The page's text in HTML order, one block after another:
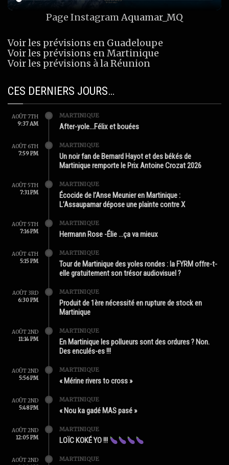
Page InstagramAquamar_MQ
Voir les prévisions en Guadeloupe
Voir les prévisions en Martinique
Voir les prévisions à la Réunion
CES DERNIERS JOURS…
AOÛT 7TH
9:37 AM
MARTINIQUE
After-yole…Félix et bouées
AOÛT 6TH
7:59 PM
MARTINIQUE
Un noir fan de Bernard Hayot et des békés de
Martinique remporte le Prix Antoine Crozat 2026
AOÛT 5TH
7:31 PM
MARTINIQUE
Écocide de l’Anse Meunier en Martinique :
L’Assaupamar dépose une plainte contre X
AOÛT 5TH
7:16 PM
MARTINIQUE
Hermann Rose -Élie …ça va mieux
AOÛT 4TH
5:15 PM
MARTINIQUE
Tour de Martinique des yoles rondes : la FYRM offre-t-
elle gratuitement son trésor audiovisuel ?
AOÛT 3RD
6:30 PM
MARTINIQUE
Produit de 1ère nécessité en rupture de stock en
Martinique
AOÛT 2ND
11:14 PM
MARTINIQUE
En Martinique les pollueurs sont des ordures ? Non.
Des enculés-es !!!
AOÛT 2ND
5:56 PM
MARTINIQUE
« Mérine rivers to cross »
AOÛT 2ND
5:48 PM
MARTINIQUE
« Nou ka gadé MAS pasé »
AOÛT 2ND
12:05 PM
MARTINIQUE
LOÏC KOKÉ YO !!!
AOÛT 2ND
MARTINIQUE